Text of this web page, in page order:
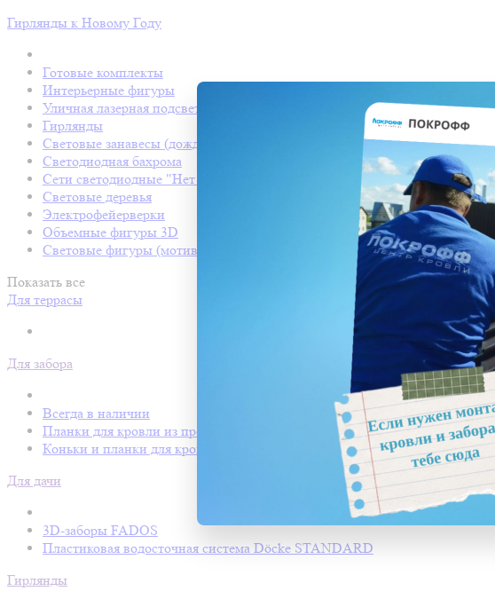
Гирлянды к Новому Году
Готовые комплекты
Интерьерные фигуры
Уличная лазерная подсветка
Гирлянды
Световые занавесы (дождь светодиодный)
Светодиодная бахрома
Сети светодиодные "Нет Лайт"
Световые деревья
Электрофейерверки
Объемные фигуры 3D
Световые фигуры (мотивы)
Показать все
Для террасы
Для забора
Всегда в наличии
Планки для кровли из профнастила
Коньки и планки для кровли Покрофф
Для дачи
3D-заборы FADOS
Пластиковая водосточная система Döcke STANDARD
Гирлянды